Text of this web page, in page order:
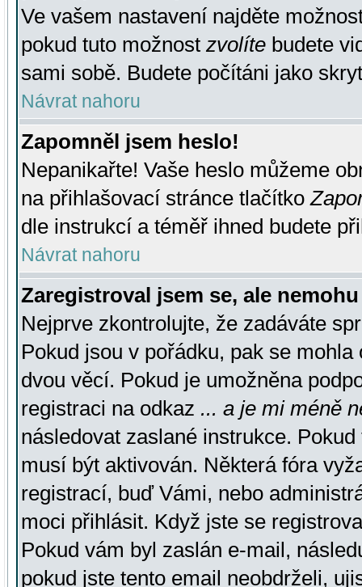
Ve vašem nastavení najděte
pokud tuto možnost zvolíte budete
sami sobě. Budete počítáni jako
Návrat nahoru
Zapomněl jsem heslo!
Nepanikařte! Vaše heslo můžeme
na přihlašovací stránce tlačítko
dle instrukcí a téměř ihned budete
Návrat nahoru
Zaregistroval jsem se, ale
Nejprve zkontrolujte, že zadáváte
Pokud jsou v pořádku, pak se
dvou věcí. Pokud je umožněna
registraci na odkaz ... a je mi méně
následovat zaslané instrukce.
musí být aktivován. Některá fóra
registrací, buď Vámi, nebo
moci přihlásit. Když jste se
Pokud vám byl zaslán e-mail,
pokud jste tento email neobdrželi,